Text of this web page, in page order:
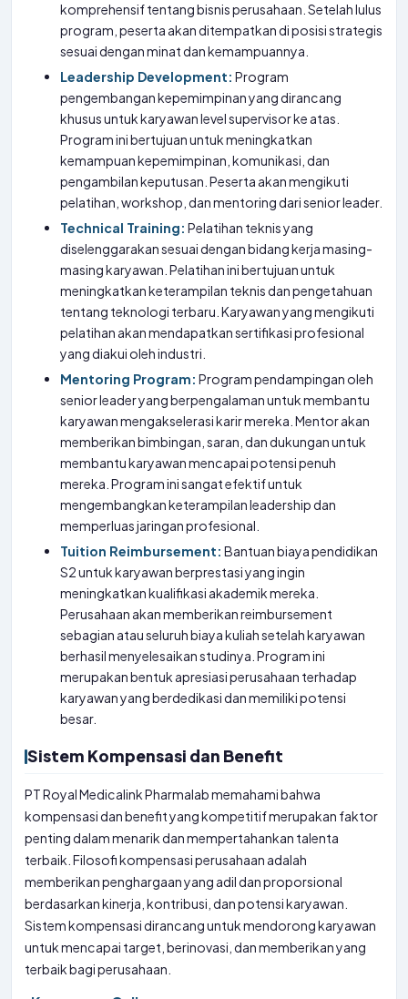
komprehensif tentang bisnis perusahaan. Setelah lulus
program, peserta akan ditempatkan di posisi strategis
sesuai dengan minat dan kemampuannya.
Leadership Development: Program
pengembangan kepemimpinan yang dirancang
khusus untuk karyawan level supervisor ke atas.
Program ini bertujuan untuk meningkatkan
kemampuan kepemimpinan, komunikasi, dan
pengambilan keputusan. Peserta akan mengikuti
pelatihan, workshop, dan mentoring dari senior leader.
Technical Training: Pelatihan teknis yang
diselenggarakan sesuai dengan bidang kerja masing-
masing karyawan. Pelatihan ini bertujuan untuk
meningkatkan keterampilan teknis dan pengetahuan
tentang teknologi terbaru. Karyawan yang mengikuti
pelatihan akan mendapatkan sertifikasi profesional
yang diakui oleh industri.
Mentoring Program: Program pendampingan oleh
senior leader yang berpengalaman untuk membantu
karyawan mengakselerasi karir mereka. Mentor akan
memberikan bimbingan, saran, dan dukungan untuk
membantu karyawan mencapai potensi penuh
mereka. Program ini sangat efektif untuk
mengembangkan keterampilan leadership dan
memperluas jaringan profesional.
Tuition Reimbursement: Bantuan biaya pendidikan
S2 untuk karyawan berprestasi yang ingin
meningkatkan kualifikasi akademik mereka.
Perusahaan akan memberikan reimbursement
sebagian atau seluruh biaya kuliah setelah karyawan
berhasil menyelesaikan studinya. Program ini
merupakan bentuk apresiasi perusahaan terhadap
karyawan yang berdedikasi dan memiliki potensi
besar.
Sistem Kompensasi dan Benefit
PT Royal Medicalink Pharmalab memahami bahwa
kompensasi dan benefit yang kompetitif merupakan faktor
penting dalam menarik dan mempertahankan talenta
terbaik. Filosofi kompensasi perusahaan adalah
memberikan penghargaan yang adil dan proporsional
berdasarkan kinerja, kontribusi, dan potensi karyawan.
Sistem kompensasi dirancang untuk mendorong karyawan
untuk mencapai target, berinovasi, dan memberikan yang
terbaik bagi perusahaan.